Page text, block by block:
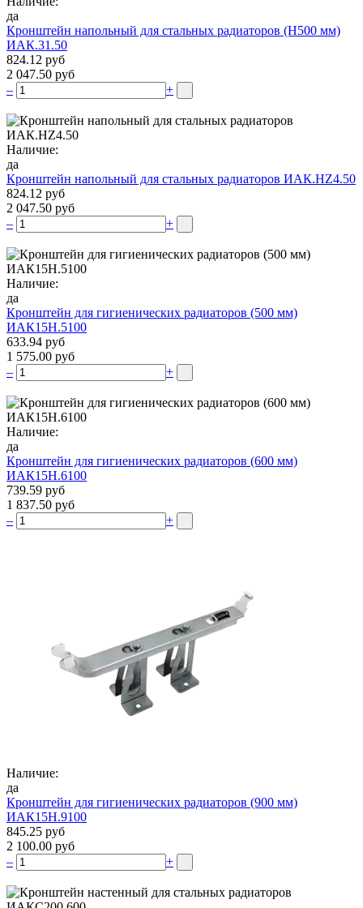
да
Кронштейн напольный для стальных радиаторов (Н500 мм)
ИАК.31.50
824.12 руб
2 047.50 руб
–
+
Наличие:
да
Кронштейн напольный для стальных радиаторов ИАК.НZ4.50
824.12 руб
2 047.50 руб
–
+
Наличие:
да
Кронштейн для гигиенических радиаторов (500 мм)
ИАК15Н.5100
633.94 руб
1 575.00 руб
–
+
Наличие:
да
Кронштейн для гигиенических радиаторов (600 мм)
ИАК15Н.6100
739.59 руб
1 837.50 руб
–
+
Наличие:
да
Кронштейн для гигиенических радиаторов (900 мм)
ИАК15Н.9100
845.25 руб
2 100.00 руб
–
+